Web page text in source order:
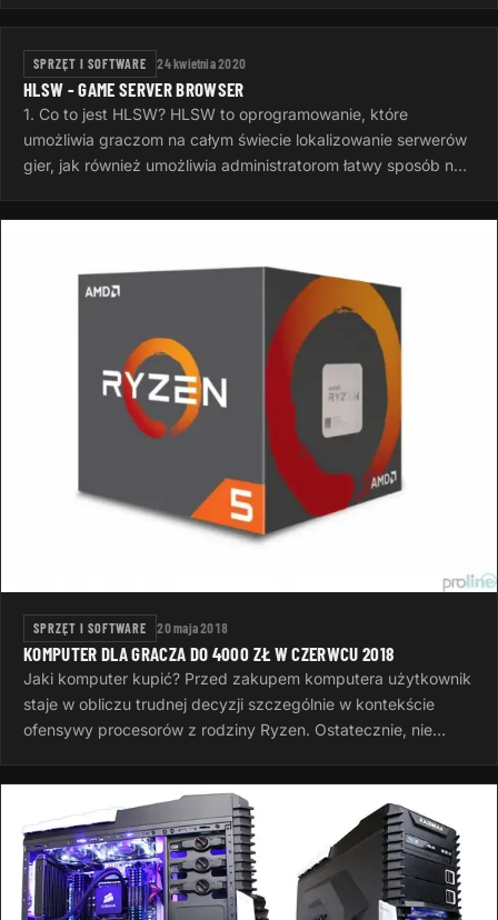
buildów czyli…
SPRZĘT I SOFTWARE 24 kwietnia 2020
HLSW - GAME SERVER BROWSER
1. Co to jest HLSW? HLSW to oprogramowanie, które
umożliwia graczom na całym świecie lokalizowanie serwerów
gier, jak również umożliwia administratorom łatwy sposób na
SPRZĘT I SOFTWARE 20 maja 2018
KOMPUTER DLA GRACZA DO 4000 ZŁ W CZERWCU 2018
Jaki komputer kupić? Przed zakupem komputera użytkownik
staje w obliczu trudnej decyzji szczególnie w kontekście
ofensywy procesorów z rodziny Ryzen. Ostatecznie, nie